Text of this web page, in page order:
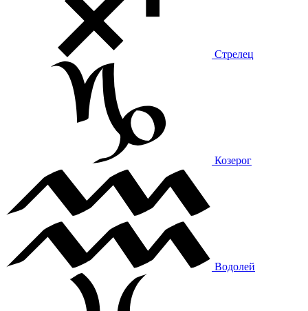
Стрелец
Козерог
Водолей